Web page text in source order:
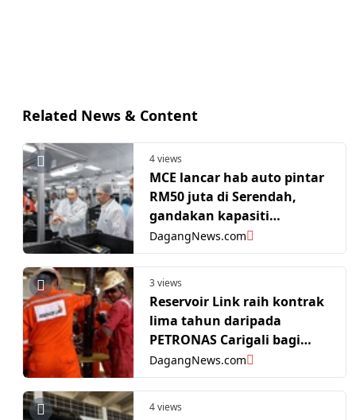
Related News & Content
4 views
MCE lancar hab auto pintar
RM50 juta di Serendah,
gandakan kapasiti
pengeluaran
DagangNews.com
3 views
Reservoir Link raih kontrak
lima tahun daripada
PETRONAS Carigali bagi
perkhidmatan kawalan
pasir
DagangNews.com
4 views